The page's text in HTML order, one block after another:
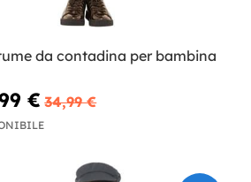
da contadina per bambina
€ 34,99 €